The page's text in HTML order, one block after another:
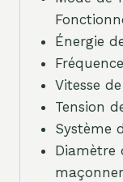
Énergie
Vitesse
Tension
Système
Diamètre